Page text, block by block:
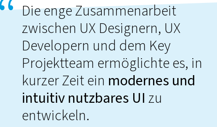
Die enge Zusammenarbeit
zwischen UX Designern, UX
Developern und dem Key
Projektteam ermöglichte es, in
kurzer Zeit ein modernes und
intuitiv nutzbares UI zu
entwickeln.